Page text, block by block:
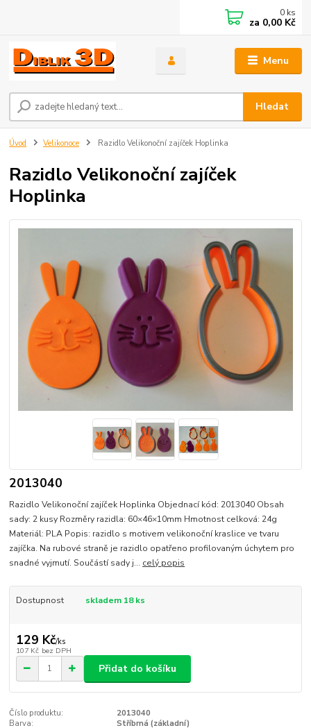
Menu
Hledat
0 ks
za 0,00 Kč
Úvod Velikonoce Razidlo Velikonoční zajíček Hoplinka
Razidlo Velikonoční zajíček
Hoplinka
2013040
Razidlo Velikonoční zajíček Hoplinka Objednací kód: 2013040 Obsah
sady: 2 kusy Rozměry razidla: 60×46×10mm Hmotnost celková: 24g
Materiál: PLA Popis: razidlo s motivem velikonoční kraslice ve tvaru
zajíčka. Na rubové straně je razidlo opatřeno profilovaným úchytem pro
snadné vyjmutí. Součástí sady j... celý popis
Dostupnost skladem 18 ks
129 Kč/ks
107 Kč bez DPH
Přidat do košíku
Číslo produktu:
2013040
Barva:
Stříbrná (základní)